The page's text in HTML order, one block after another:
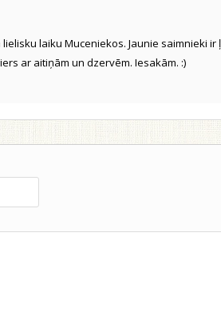
laiku Muceniekos. Jaunie saimnieki ir
ar aitiņām un dzervēm. Iesakām. :)